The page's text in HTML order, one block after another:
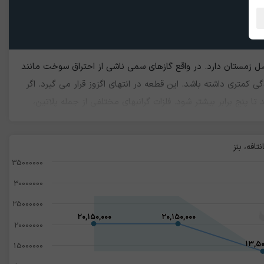
دارد. در واقع گازهای سمی ناشی از احتراق سوخت مانند
کمتری داشته باشد. این قطعه در انتهای اگزوز قرار می گیرد. اگر
نیز به خاطر استخراج همین فلزات دارای ارزش می باشد. البته
بنز
۲۰,۱۵۰,۰۰۰
۲۰,۱۵۰,۰۰۰ ۲۰,۱۵۰,۰۰۰
۲۰,۱۵۰,۰۰۰
15000000
20000000
25000000
30000000
35000000